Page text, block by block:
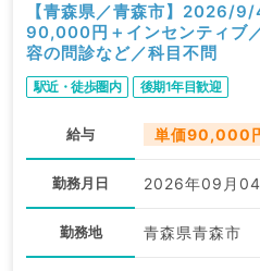
【青森県／青森市】2026/
90,000円＋インセンティブ
容の問診など／科目不問
駅近・徒歩圏内 後期1年目歓迎
給与 単価90,000
勤務月日 2026年09月04
勤務地 青森県青森市